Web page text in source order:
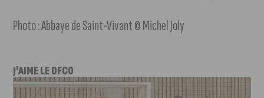
Photo : Abbaye de Saint-Vivant © Michel Joly
J'AIME LE DFCO